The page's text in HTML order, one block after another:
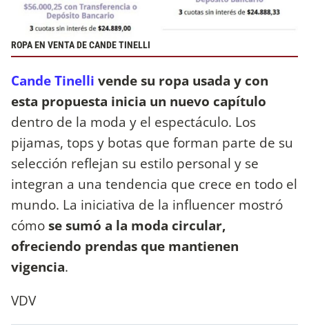
ROPA EN VENTA DE CANDE TINELLI
Cande Tinelli vende su ropa usada y con
esta propuesta inicia un nuevo capítulo
dentro de la moda y el espectáculo. Los
pijamas, tops y botas que forman parte de su
selección reflejan su estilo personal y se
integran a una tendencia que crece en todo el
mundo. La iniciativa de la influencer mostró
cómose sumó a la moda circular,
ofreciendo prendas que mantienen
vigencia.
VDV